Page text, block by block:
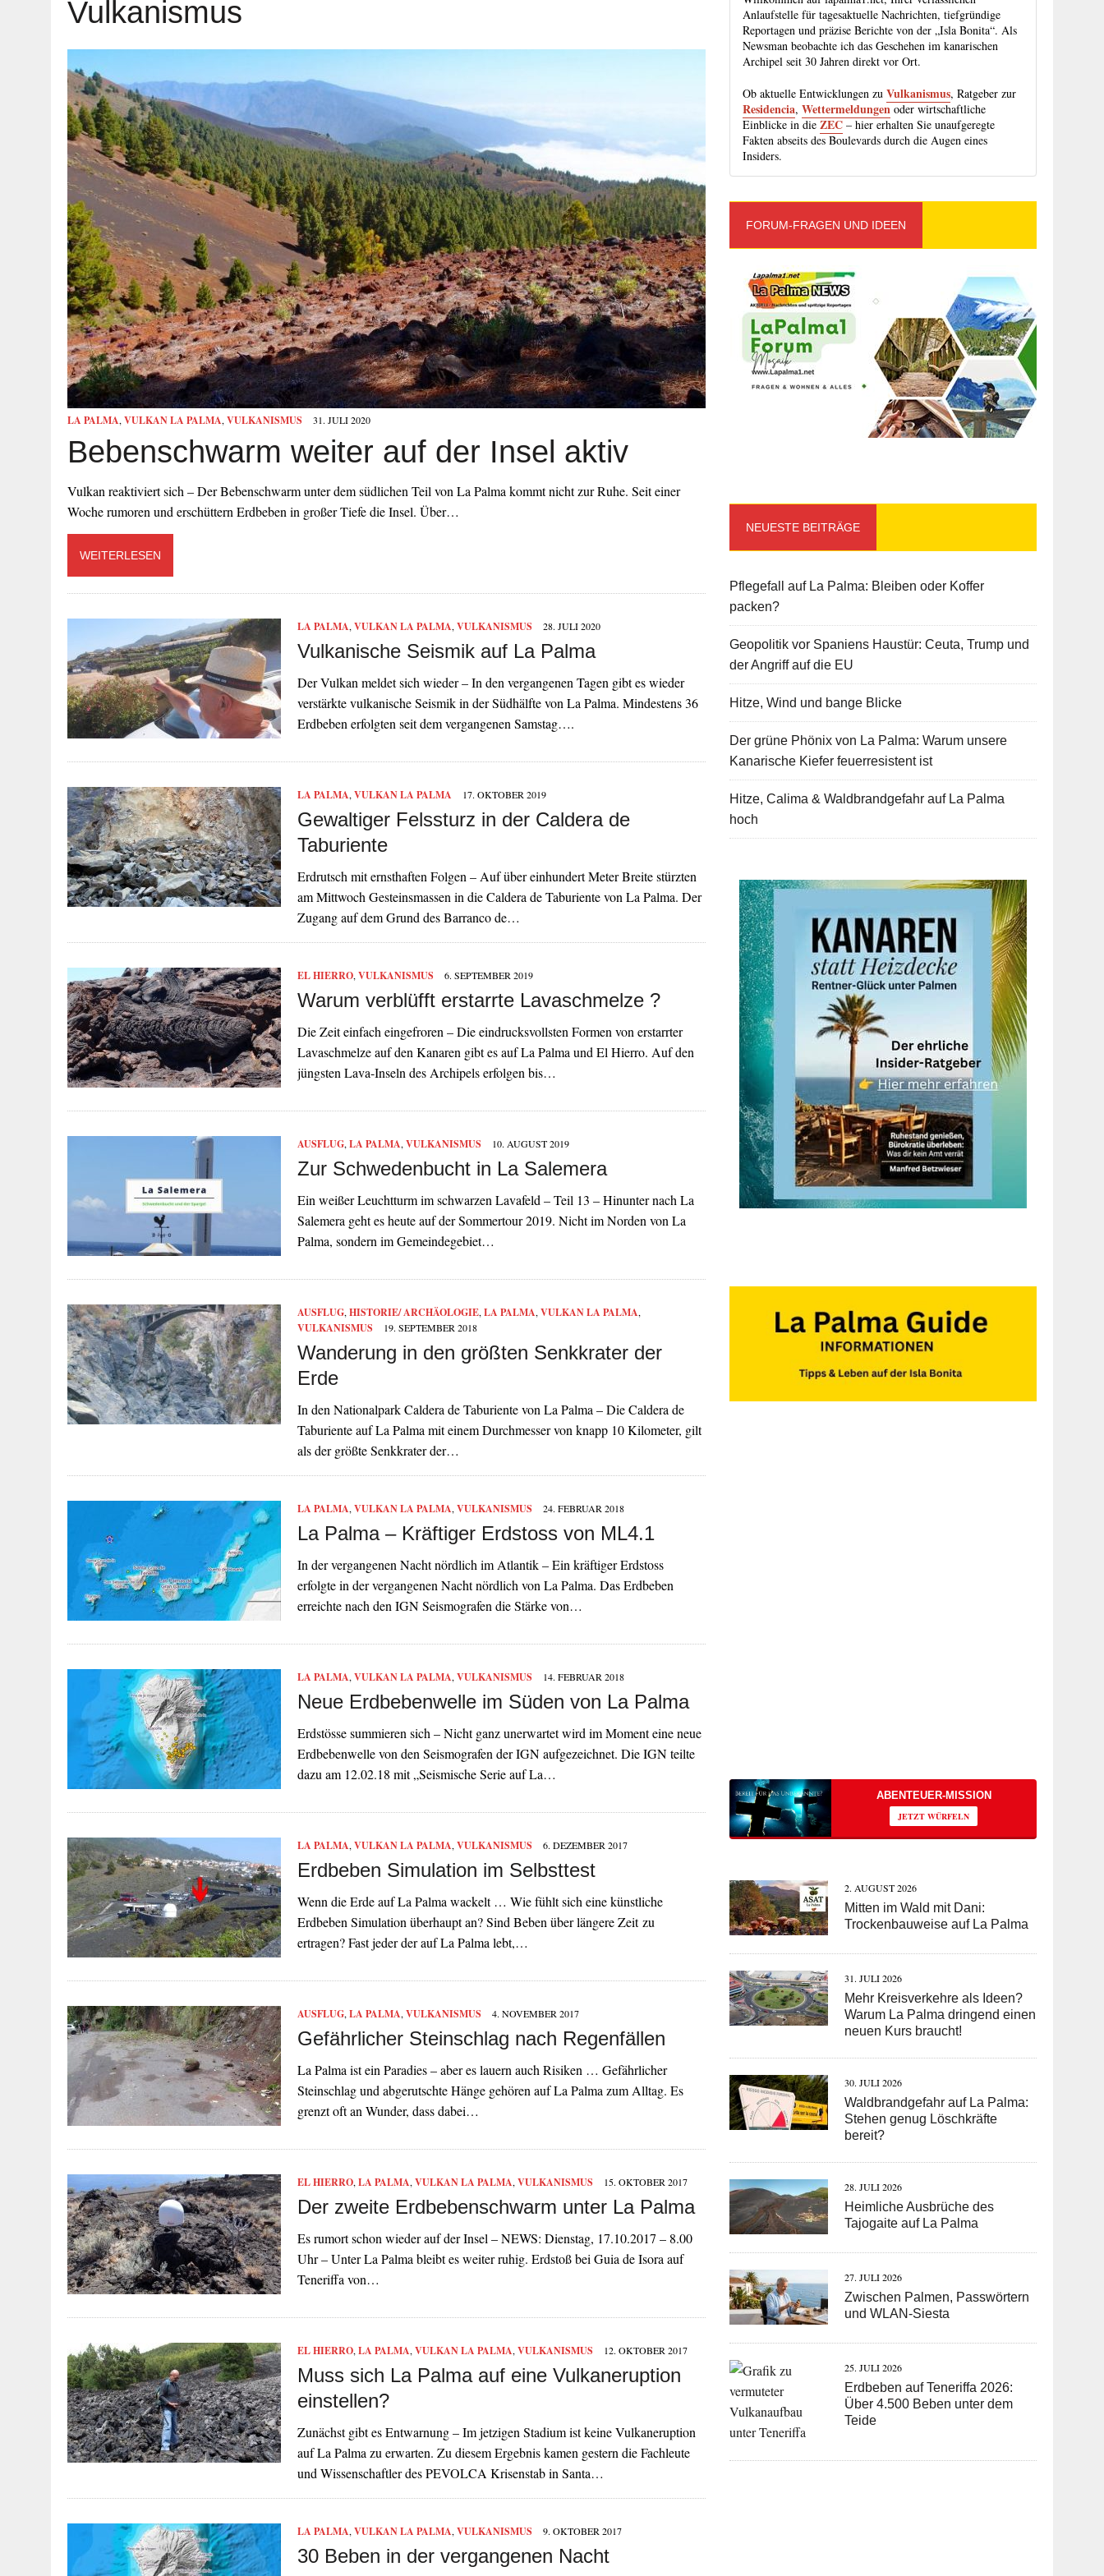
Vulkanismus
LA PALMA, VULKAN LA PALMA, VULKANISMUS 31. JULI 2020
Bebenschwarm weiter auf der Insel aktiv
Vulkan reaktiviert sich – Der Bebenschwarm unter dem südlichen Teil von La Palma kommt nicht zur Ruhe. Seit einer
Woche rumoren und erschüttern Erdbeben in großer Tiefe die Insel. Über…
WEITERLESEN
LA PALMA, VULKAN LA PALMA, VULKANISMUS 28. JULI 2020
Vulkanische Seismik auf La Palma
Der Vulkan meldet sich wieder – In den vergangenen Tagen gibt es wieder
verstärkte vulkanische Seismik in der Südhälfte von La Palma. Mindestens 36
Erdbeben erfolgten seit dem vergangenen Samstag….
LA PALMA, VULKAN LA PALMA 17. OKTOBER 2019
Gewaltiger Felssturz in der Caldera de
Taburiente
Erdrutsch mit ernsthaften Folgen – Auf über einhundert Meter Breite stürzten
am Mittwoch Gesteinsmassen in die Caldera de Taburiente von La Palma. Der
Zugang auf dem Grund des Barranco de…
EL HIERRO, VULKANISMUS 6. SEPTEMBER 2019
Warum verblüfft erstarrte Lavaschmelze ?
Die Zeit einfach eingefroren – Die eindrucksvollsten Formen von erstarrter
Lavaschmelze auf den Kanaren gibt es auf La Palma und El Hierro. Auf den
jüngsten Lava-Inseln des Archipels erfolgen bis…
AUSFLUG, LA PALMA, VULKANISMUS 10. AUGUST 2019
Zur Schwedenbucht in La Salemera
Ein weißer Leuchtturm im schwarzen Lavafeld – Teil 13 – Hinunter nach La
Salemera geht es heute auf der Sommertour 2019. Nicht im Norden von La
Palma, sondern im Gemeindegebiet…
AUSFLUG, HISTORIE/ ARCHÄOLOGIE, LA PALMA, VULKAN LA PALMA,
VULKANISMUS 19. SEPTEMBER 2018
Wanderung in den größten Senkkrater der
Erde
In den Nationalpark Caldera de Taburiente von La Palma – Die Caldera de
Taburiente auf La Palma mit einem Durchmesser von knapp 10 Kilometer, gilt
als der größte Senkkrater der…
LA PALMA, VULKAN LA PALMA, VULKANISMUS 24. FEBRUAR 2018
La Palma – Kräftiger Erdstoss von ML4.1
In der vergangenen Nacht nördlich im Atlantik – Ein kräftiger Erdstoss
erfolgte in der vergangenen Nacht nördlich von La Palma. Das Erdbeben
erreichte nach den IGN Seismografen die Stärke von…
LA PALMA, VULKAN LA PALMA, VULKANISMUS 14. FEBRUAR 2018
Neue Erdbebenwelle im Süden von La Palma
Erdstösse summieren sich – Nicht ganz unerwartet wird im Moment eine neue
Erdbebenwelle von den Seismografen der IGN aufgezeichnet. Die IGN teilte
dazu am 12.02.18 mit „Seismische Serie auf La…
LA PALMA, VULKAN LA PALMA, VULKANISMUS 6. DEZEMBER 2017
Erdbeben Simulation im Selbsttest
Wenn die Erde auf La Palma wackelt … Wie fühlt sich eine künstliche
Erdbeben Simulation überhaupt an? Sind Beben über längere Zeit zu
ertragen? Fast jeder der auf La Palma lebt,…
AUSFLUG, LA PALMA, VULKANISMUS 4. NOVEMBER 2017
Gefährlicher Steinschlag nach Regenfällen
La Palma ist ein Paradies – aber es lauern auch Risiken … Gefährlicher
Steinschlag und abgerutschte Hänge gehören auf La Palma zum Alltag. Es
grenzt oft an Wunder, dass dabei…
EL HIERRO, LA PALMA, VULKAN LA PALMA, VULKANISMUS 15. OKTOBER 2017
Der zweite Erdbebenschwarm unter La Palma
Es rumort schon wieder auf der Insel – NEWS: Dienstag, 17.10.2017 – 8.00
Uhr – Unter La Palma bleibt es weiter ruhig. Erdstoß bei Guia de Isora auf
Teneriffa von…
EL HIERRO, LA PALMA, VULKAN LA PALMA, VULKANISMUS 12. OKTOBER 2017
Muss sich La Palma auf eine Vulkaneruption
einstellen?
Zunächst gibt es Entwarnung – Im jetzigen Stadium ist keine Vulkaneruption
auf La Palma zu erwarten. Zu diesem Ergebnis kamen gestern die Fachleute
und Wissenschaftler des PEVOLCA Krisenstab in Santa…
LA PALMA, VULKAN LA PALMA, VULKANISMUS 9. OKTOBER 2017
30 Beben in der vergangenen Nacht
Anlaufstelle für tagesaktuelle Nachrichten, tiefgründige
Reportagen und präzise Berichte von der „Isla Bonita“. Als
Newsman beobachte ich das Geschehen im kanarischen
Archipel seit 30 Jahren direkt vor Ort.
Ob aktuelle Entwicklungen zuVulkanismus, Ratgeber zur
Residencia,Wettermeldungen oder wirtschaftliche
Einblicke in dieZEC – hier erhalten Sie unaufgeregte
Fakten abseits des Boulevards durch die Augen eines
Insiders.
FORUM-FRAGEN UND IDEEN
NEUESTE BEITRÄGE
Pflegefall auf La Palma: Bleiben oder Koffer
packen?
Geopolitik vor Spaniens Haustür: Ceuta, Trump und
der Angriff auf die EU
Hitze, Wind und bange Blicke
Der grüne Phönix von La Palma: Warum unsere
Kanarische Kiefer feuerresistent ist
Hitze, Calima & Waldbrandgefahr auf La Palma
hoch
ABENTEUER-MISSION
JETZT WÜRFELN
2. AUGUST 2026
Mitten im Wald mit Dani:
Trockenbauweise auf La Palma
31. JULI 2026
Mehr Kreisverkehre als Ideen?
Warum La Palma dringend einen
neuen Kurs braucht!
30. JULI 2026
Waldbrandgefahr auf La Palma:
Stehen genug Löschkräfte
bereit?
28. JULI 2026
Heimliche Ausbrüche des
Tajogaite auf La Palma
27. JULI 2026
Zwischen Palmen, Passwörtern
und WLAN-Siesta
25. JULI 2026
Erdbeben auf Teneriffa 2026:
Über 4.500 Beben unter dem
Teide